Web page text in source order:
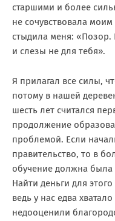
старшими и более
не сочувствовала
стыдила меня: «Позор.
и слезы не для тебя».
Я прилагал все силы,
потому в нашей
шесть лет считался
продолжение
проблемой. Если
правительство, то в
обучение должна была
Найти деньги для
ведь у нас едва
недооценили